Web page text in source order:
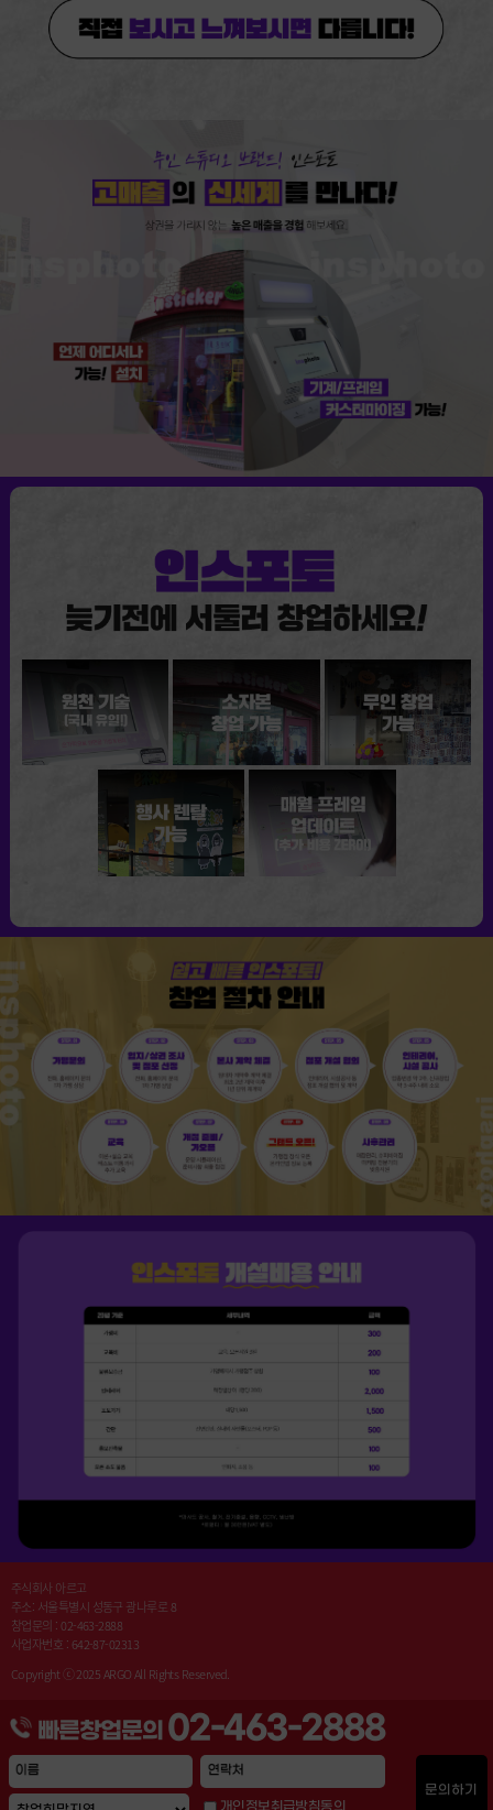
개인정보취급방침동의
주식회사 아르고
주소: 서울특별시 성동구 광나루로 8
창업문의 : 02-463-2888
사업자번호 : 642-87-02313
Copyright ⓒ 2025 ARGO All Rights Reserved.